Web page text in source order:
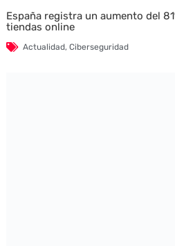
España registra un aumento del
tiendas online
Actualidad, Ciberseguridad